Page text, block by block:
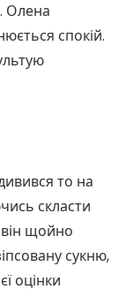
Олена
спокій.
то на
скласти
він щойно
сукню,
оцінки